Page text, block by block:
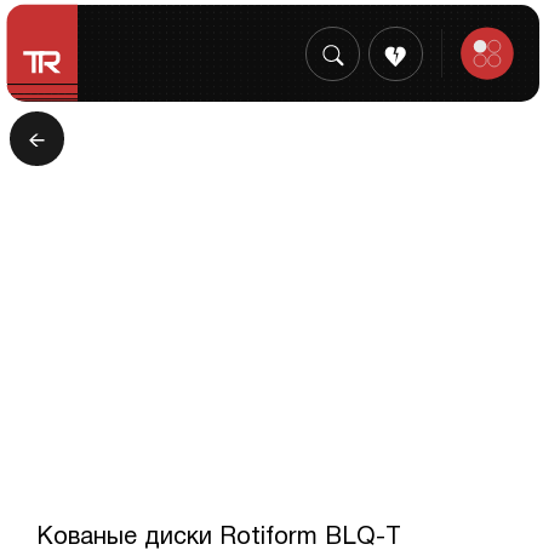
Кованые диски Rotiform BLQ-T